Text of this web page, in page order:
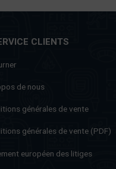
CLIENTS
de nous
générales de vente
générales de vente (PDF)
européen des litiges